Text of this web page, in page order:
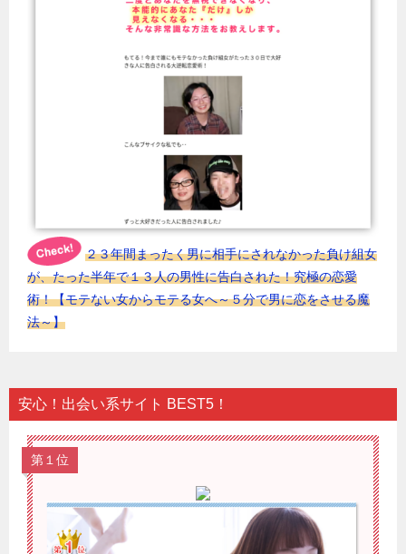
２３年間まったく男に相手にされなかった負け組女
が、たった半年で１３人の男性に告白された！究極の恋愛
術！【モテない女からモテる女へ～５分で男に恋をさせる魔
法～】
安心！出会い系サイト BEST5！
第１位